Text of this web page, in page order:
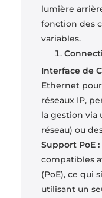
lumière
fonction des
variables.
Interface de
Ethernet
réseaux IP,
la gestion via
réseau) ou
Support PoE :
compatibles
(PoE), ce qui
utilisant un